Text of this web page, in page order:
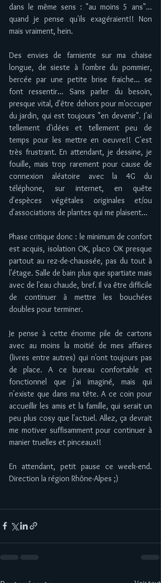
dans le même sens : "au moins 5 ans"...
quand je pense qu'ils exagéraient!! Non
mais vraiment, hein.
Des envies de farniente sur ma chaise
longue, de sieste à l'ombre du pommier,
bercée par une petite brise fraiche... se
font ressentir... Sans parler du besoin,
presque vital, d'être dehors pour m'occuper
du jardin, qui est toujours "en devenir". J'ai
tellement d'idées et tellement peu de
temps pour les mettre en oeuvre!! C'est
très frustrant. En attendant, je dessine, je
fouille, mais trop rarement pour cause de
connexion aléatoire avec la 4G du
téléphone, sur internet, en quête
d'espèces végétales originales et/ou
d'associations de plantes qui me plaisent...
Phase critique donc : le minimum de confort
est acquis, isolation OK, placo OK presque
partout au rez-de-chaussée, pas du tout à
l'étage. Salle de bain plus que spartiate mais
avec de l'eau chaude, bref. Il va être difficile
de continuer à mettre les bouchées
doubles pour terminer.
Je pense à cette énorme pile de cartons
avec au moins la moitié de mes affaires
(livres entre autres) qui n'ont toujours pas
de place. A ce bureau confortable et
fonctionnel que j'ai imaginé, mais qui
n'existe que dans ma tête. A ce coin pour
accueillir les amis et la famille, qui serait un
peu plus cosy que l'actuel. Allez, ça devrait
me motiver suffisamment pour continuer à
manier truelles et pinceaux!!
En attendant, petit pause ce week-end.
Direction la région Rhône-Alpes ;)